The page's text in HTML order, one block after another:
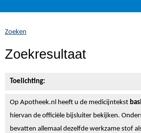
naar zich
hier:
Zoeken
Zoekresultaat
Toelichting:
Op Apotheek.nl heeft u de medicijntekst
hiervan de officiële bijsluiter bekijken.
bevatten allemaal dezelfde werkzame stof